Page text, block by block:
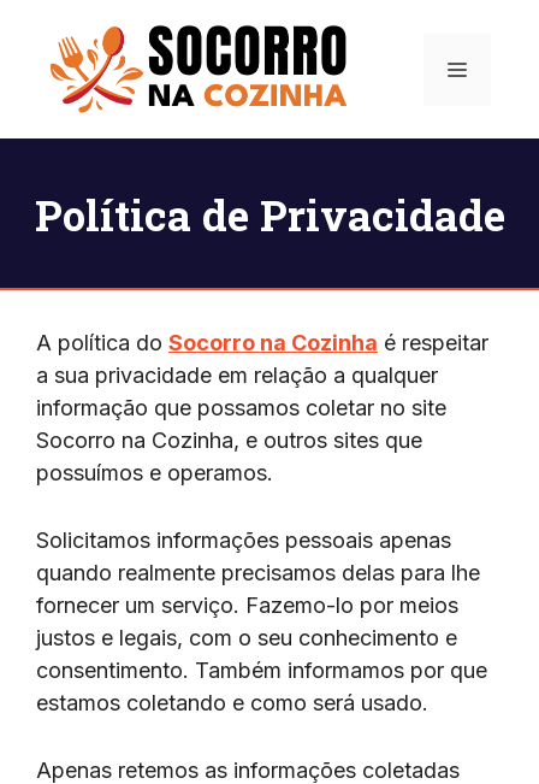
conteúdo
Menu
Política de Privacidade
A política do Socorro na Cozinha é respeitar
a sua privacidade em relação a qualquer
informação que possamos coletar no site
Socorro na Cozinha, e outros sites que
possuímos e operamos.
Solicitamos informações pessoais apenas
quando realmente precisamos delas para lhe
fornecer um serviço. Fazemo-lo por meios
justos e legais, com o seu conhecimento e
consentimento. Também informamos por que
estamos coletando e como será usado.
Apenas retemos as informações coletadas